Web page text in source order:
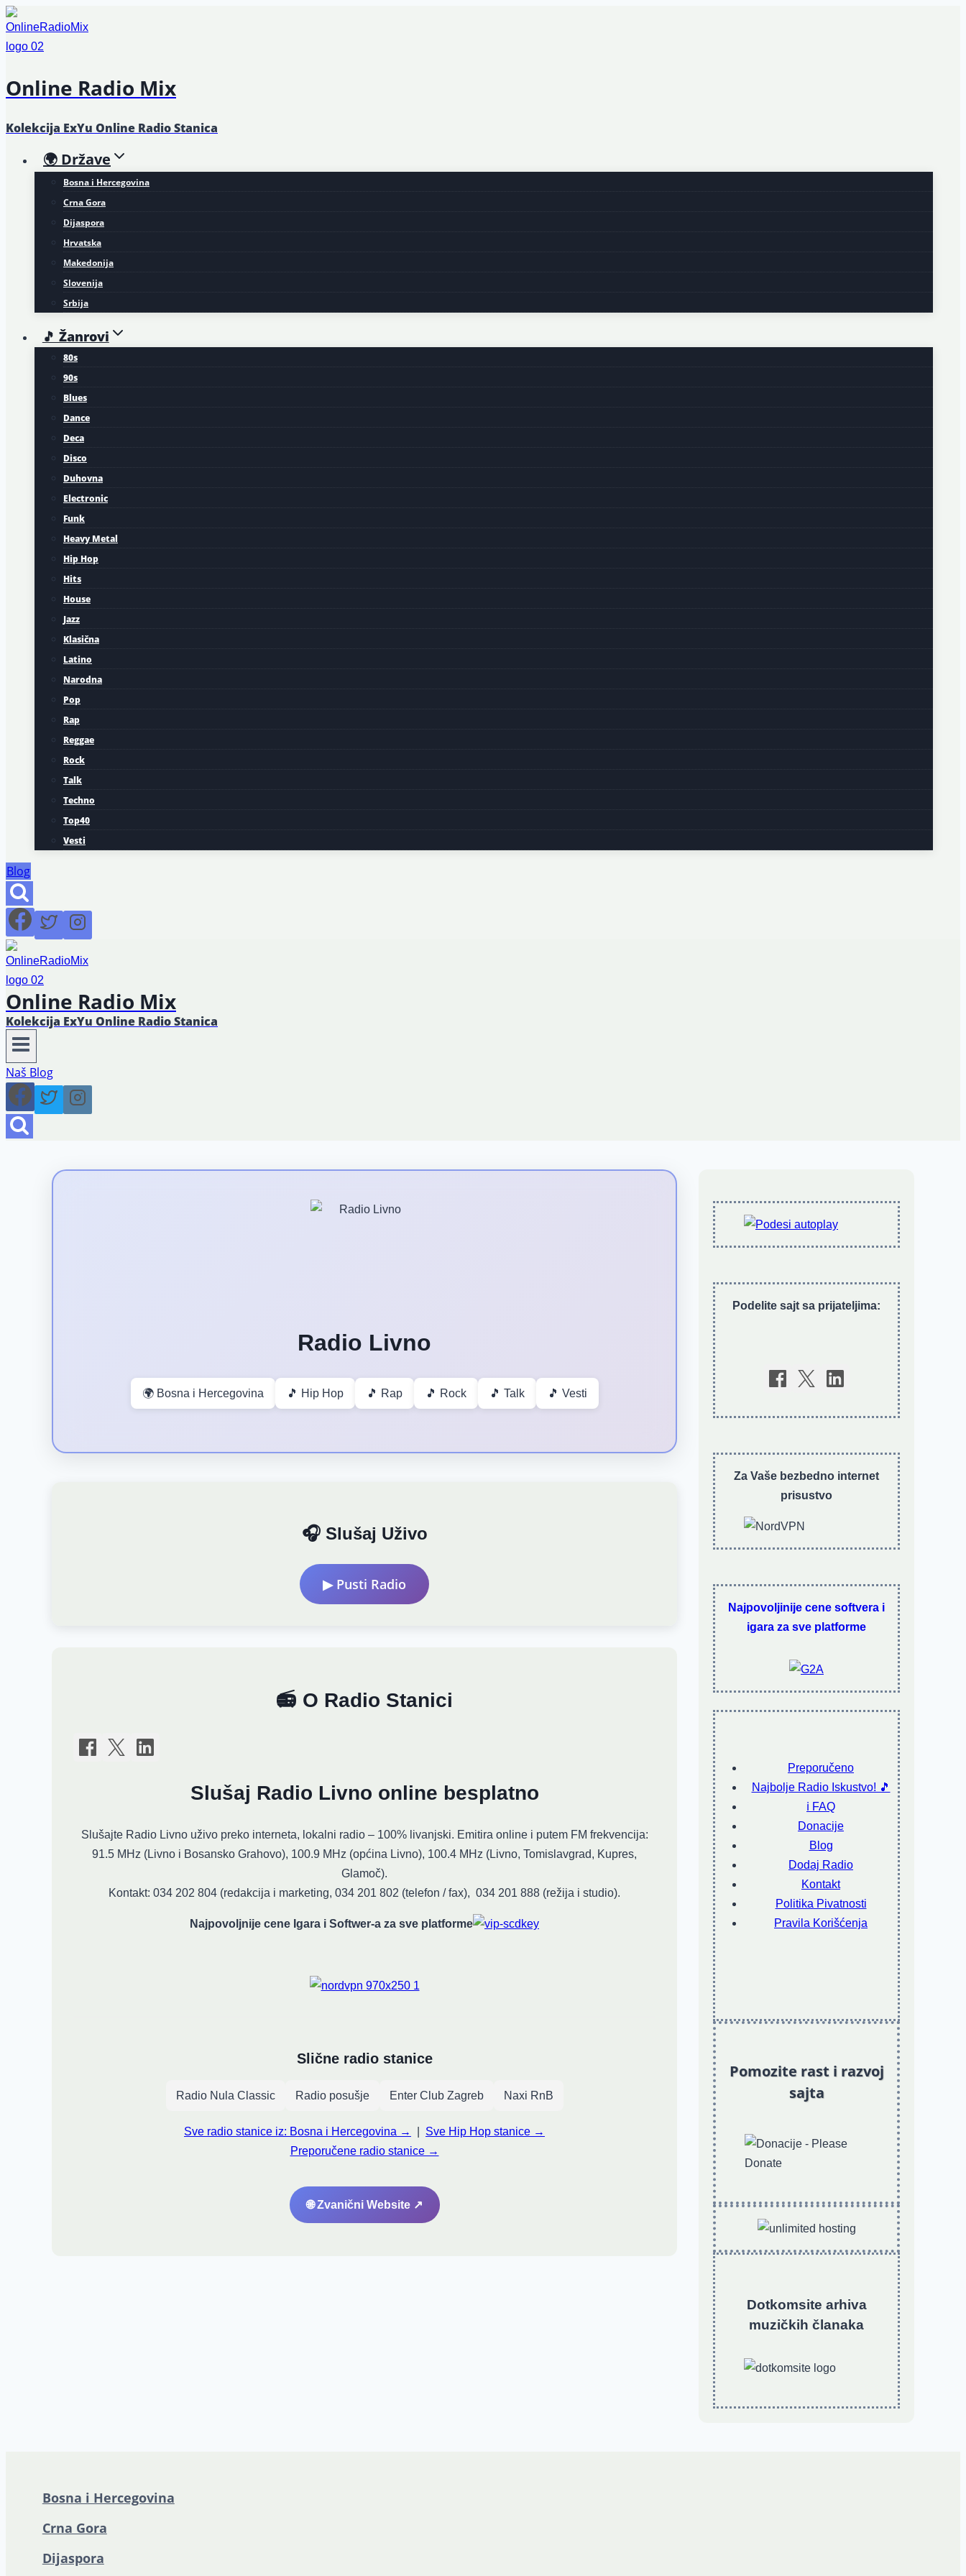
Skip
to
content
Online Radio Mix
Kolekcija ExYu Online Radio Stanica
🌍 Države
Bosna i Hercegovina
Crna Gora
Dijaspora
Hrvatska
Makedonija
Slovenija
Srbija
🎵 Žanrovi
80s
90s
Blues
Dance
Deca
Disco
Duhovna
Electronic
Funk
Heavy Metal
Hip Hop
Hits
House
Jazz
Klasična
Latino
Narodna
Pop
Rap
Reggae
Rock
Talk
Techno
Top40
Vesti
Blog
Online Radio Mix
Kolekcija ExYu Online Radio Stanica
Naš Blog
Radio Livno
🌍 Bosna i Hercegovina 🎵 Hip Hop 🎵 Rap 🎵 Rock 🎵 Talk 🎵 Vesti
🎧 Slušaj Uživo
▶ Pusti Radio
📻 O Radio Stanici
Slušaj Radio Livno online besplatno
Slušajte Radio Livno uživo preko interneta, lokalni radio – 100% livanjski. Emitira online i putem FM frekvencija:
91.5 MHz (Livno i Bosansko Grahovo), 100.9 MHz (općina Livno), 100.4 MHz (Livno, Tomislavgrad, Kupres,
Glamoč).
Kontakt: 034 202 804 (redakcija i marketing, 034 201 802 (telefon / fax), 034 201 888 (režija i studio).
Najpovoljnije cene Igara i Softwer-a za sve platforme
Slične radio stanice
Radio Nula Classic Radio posušje Enter Club Zagreb Naxi RnB
Sve radio stanice iz: Bosna i Hercegovina →
Sve Hip Hop stanice →
Preporučene radio stanice →
🌐 Zvanični Website ↗
Podelite sajt sa prijateljima:
Za Vaše bezbedno internet
prisustvo
Najpovoljinije cene softvera i
igara za sve platforme
Preporučeno
Najbolje Radio Iskustvo! 🎵
ℹ️ FAQ
Donacije
Blog
Dodaj Radio
Kontakt
Politika Pivatnosti
Pravila Korišćenja
Pomozite rast i razvoj
sajta
Dotkomsite arhiva
muzičkih članaka
Bosna i Hercegovina
Crna Gora
Dijaspora